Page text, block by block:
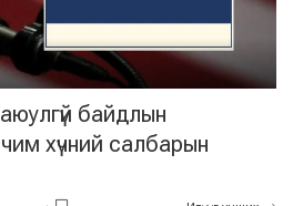
байдлын
хүчний салбарын